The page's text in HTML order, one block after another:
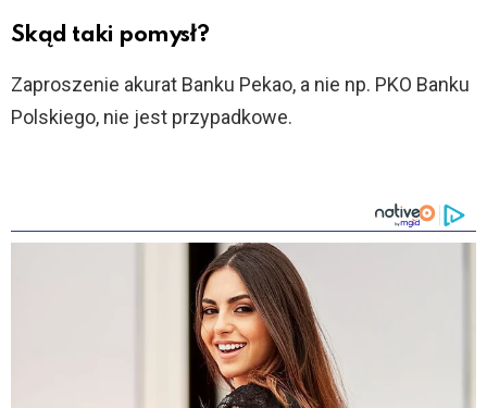
Skąd taki pomysł?
Zaproszenie akurat Banku Pekao, a nie np. PKO Banku
Polskiego, nie jest przypadkowe.